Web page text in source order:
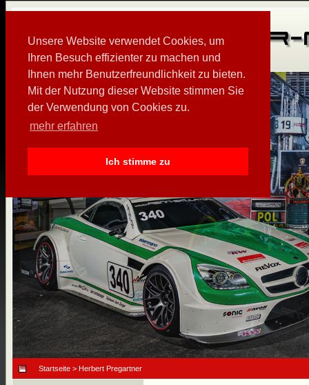
Unsere Website verwendet Cookies, um
Ihren Besuch effizienter zu machen und
Ihnen mehr Benutzerfreundlichkeit zu bieten.
Mit der Nutzung dieser Website stimmen Sie
der Verwendung von Cookies zu.
mehr erfahren
Ich stimme zu
Startseite > Herbert Pregartner